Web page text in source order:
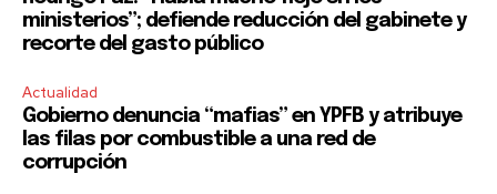
ministerios”; defiende reducción del gabinete y
recorte del gasto público
Actualidad
Gobierno denuncia “mafias” en YPFB y atribuye
las filas por combustible a una red de
corrupción